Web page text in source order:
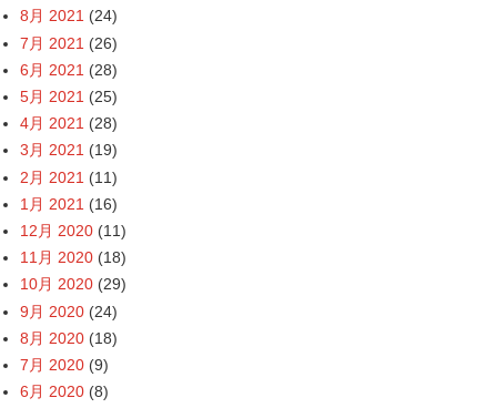
8月 2021 (24)
7月 2021 (26)
6月 2021 (28)
5月 2021 (25)
4月 2021 (28)
3月 2021 (19)
2月 2021 (11)
1月 2021 (16)
12月 2020 (11)
11月 2020 (18)
10月 2020 (29)
9月 2020 (24)
8月 2020 (18)
7月 2020 (9)
6月 2020 (8)